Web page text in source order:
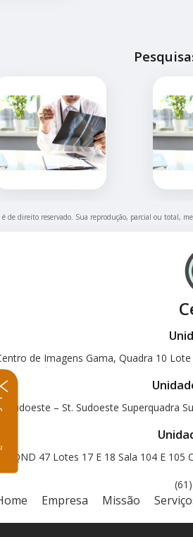
é de direito reservado. Sua reprodução, parcial ou total,
de Imagens Gama, Quadra 10
Sudoeste – St. Sudoeste Superquadra
QND 47 Lotes 17 E 18 Sala 104 E
Empresa Missão